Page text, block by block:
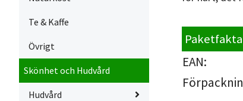
Te & Kaffe
Övrigt
Skönhet och Hudvård
Hudvård
Paketfakta
EAN: